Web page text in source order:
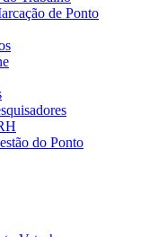
de Ponto
do Ponto